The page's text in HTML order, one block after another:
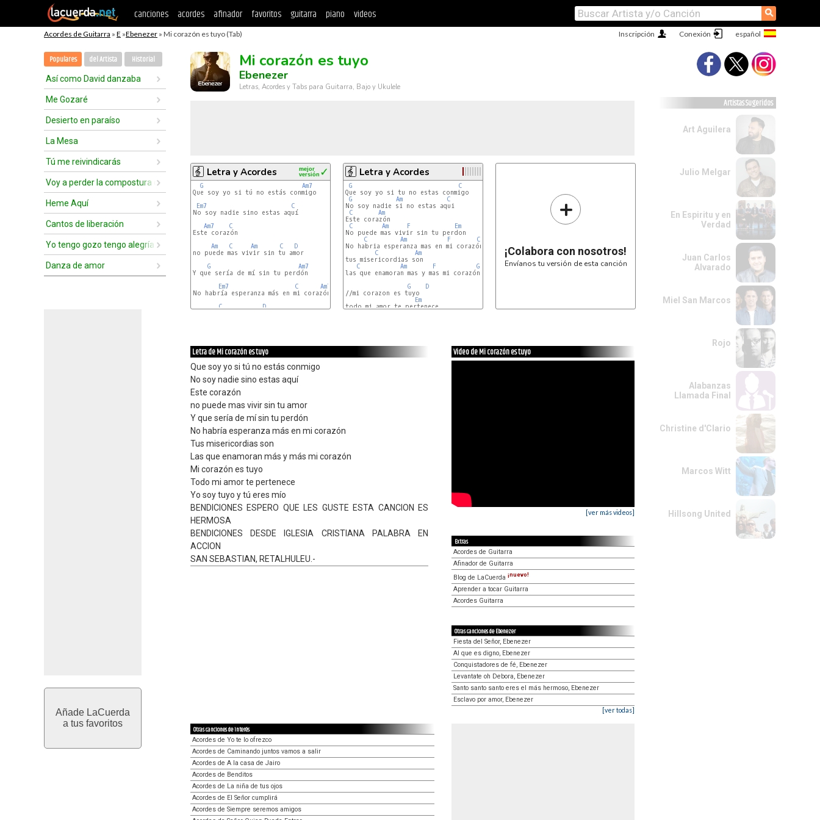
canciones acordes afinador favoritos guitarra piano videos ⚲
Acordes de Guitarra » E »Ebenezer » Mi corazón es tuyo (Tab) Conexión
Inscripción
Populares del Artista Historial
Así como David danzaba
Me Gozaré
Desierto en paraíso
La Mesa
Tú me reivindicarás
Voy a perder la compostura delante de ti
Heme Aquí
Cantos de liberación
Yo tengo gozo tengo alegría
Danza de amor
Añade LaCuerda
a tus favoritos
Mi corazón es tuyo
Ebenezer
Letras, Acordes y Tabs para Guitarra, Bajo y Ukulele
Letra y Acordes ✓
mejor
versión
G
Am7
Que soy yo si tú no estás conmigo
Em7
C
No soy nadie sino estas aquí
Am7
C
Este corazón
Am
C Am C
D
no puede mas vivir sin tu amor
G
Am7
Y que sería de mí sin tu perdón
Em7
C
Am7
No habría esperanza más en mi corazón
C
D
Letra y Acordes
G
C
Que soy yo si tu no estas conmigo
G
Am
C
No soy nadie si no estas aqui
C
Am
Este corazón
C
Am F
Em
No puede mas vivir sin tu perdon
C
Am F
C
No habria esperanza mas en mi corazón
C
Am
tus misericordias son
C
Am F
G
las que enamoran mas y mas mi corazón
G
D
//mi corazon es tuyo
Em
+
¡Colabora con nosotros!
Envíanos tu versión de esta canción
Letra de Mi corazón es tuyo
Que soy yo si tú no estás conmigo
No soy nadie sino estas aquí
Este corazón
no puede mas vivir sin tu amor
Y que sería de mí sin tu perdón
No habría esperanza más en mi corazón
Tus misericordias son
Las que enamoran más y más mi corazón
Mi corazón es tuyo
Todo mi amor te pertenece
Yo soy tuyo y tú eres mío
BENDICIONES ESPERO QUE LES GUSTE ESTA CANCION ES
HERMOSA
BENDICIONES DESDE IGLESIA CRISTIANA PALABRA EN
ACCION
SAN SEBASTIAN, RETALHULEU.-
Video de Mi corazón es tuyo
[ver más videos]
Extras
Acordes de Guitarra
Afinador de Guitarra
Blog de LaCuerda ¡nuevo!
Aprender a tocar Guitarra
Acordes Guitarra
Otras canciones de Ebenezer
Fiesta del Señor, Ebenezer
Al que es digno, Ebenezer
Conquistadores de fé, Ebenezer
Levantate oh Debora, Ebenezer
Santo santo santo eres el más hermoso, Ebenezer
Esclavo por amor, Ebenezer
[ver todas]
Otras canciones de interés
Acordes de Yo te lo ofrezco
Acordes de Caminando juntos vamos a salir
Acordes de A la casa de Jairo
Acordes de Benditos
Acordes de La niña de tus ojos
Acordes de El Señor cumplirá
Acordes de Siempre seremos amigos
Artistas Sugeridos
Art Aguilera
Julio Melgar
En Espiritu y en
Verdad
Juan Carlos
Alvarado
Miel San Marcos
Rojo
Alabanzas
Llamada Final
Christine d'Clario
Marcos Witt
Hillsong United